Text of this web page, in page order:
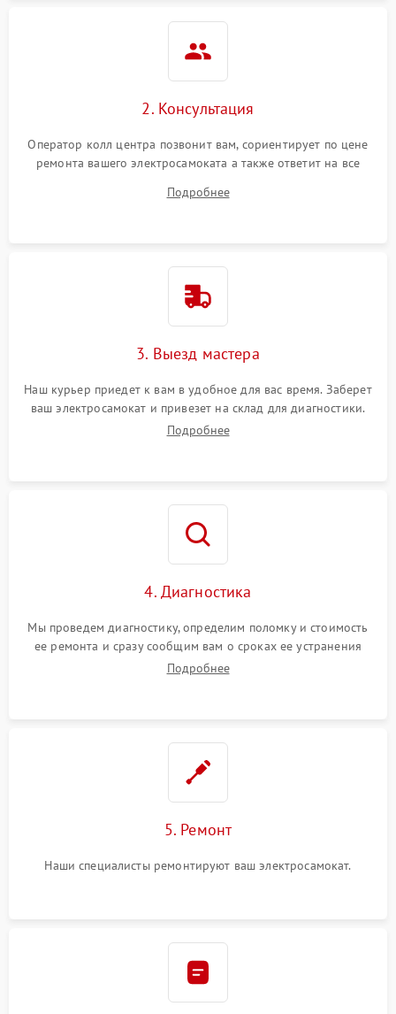
2. Консультация
Оператор колл центра позвонит вам, сориентирует по цене
ремонта вашего электросамоката а также ответит на все
Подробнее
3. Выезд мастера
Наш курьер приедет к вам в удобное для вас время. Заберет
ваш электросамокат и привезет на склад для диагностики.
Подробнее
4. Диагностика
Мы проведем диагностику, определим поломку и стоимость
ее ремонта и сразу сообщим вам о сроках ее устранения
Подробнее
5. Ремонт
Наши специалисты ремонтируют ваш электросамокат.